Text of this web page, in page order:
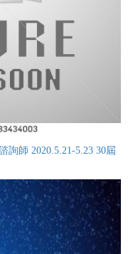
詢師 2020.5.21-5.23 30屆